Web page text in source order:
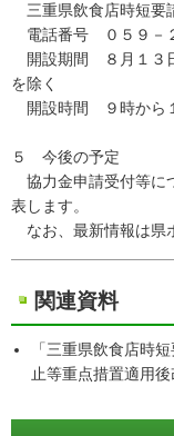
三重県飲食店時短要
電話番号 ０５９－
開設期間 ８月１３
を除く
開設時間 ９時から
５ 今後の予定
協力金申請受付等に
表します。
なお、最新情報は県
関連資料
「三重県飲食店時
止等重点措置適用